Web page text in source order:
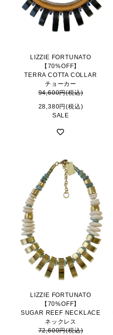
LIZZIE FORTUNATO
【70%OFF】
TERRA COTTA COLLAR
チョーカー
94,600円(税込)
28,380円(税込)
SALE
LIZZIE FORTUNATO
【70%OFF】
SUGAR REEF NECKLACE
ネックレス
72,600円(税込)